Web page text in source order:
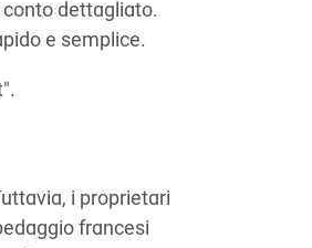
dettagliato.
e semplice.
i proprietari
francesi